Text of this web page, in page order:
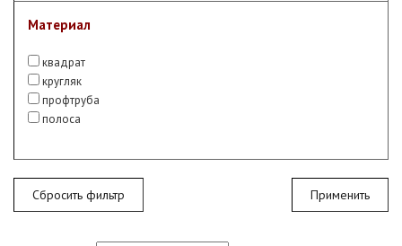
Материал
квадрат
кругляк
профтруба
полоса
Сбросить фильтр